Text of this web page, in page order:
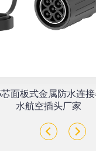
面板式金属防水连
水航空插头厂家